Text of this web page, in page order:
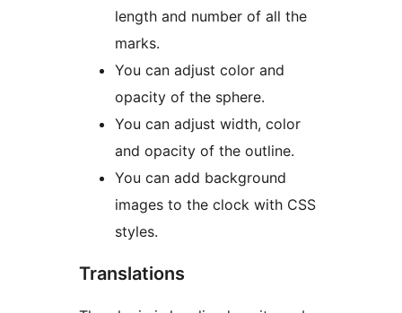
length and number of all the
marks.
You can adjust color and
opacity of the sphere.
You can adjust width, color
and opacity of the outline.
You can add background
images to the clock with CSS
styles.
Translations